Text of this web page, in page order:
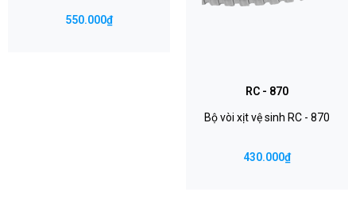
550.000₫
RC - 870
Bộ vòi xịt vệ sinh RC - 870
430.000₫